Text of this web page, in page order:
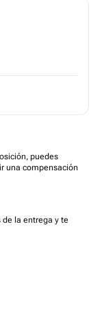
puedes
una compensación
la entrega y te